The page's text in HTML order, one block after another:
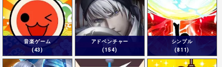
音楽ゲーム
(43)
アドベンチャー
(154)
シンプル
(811)